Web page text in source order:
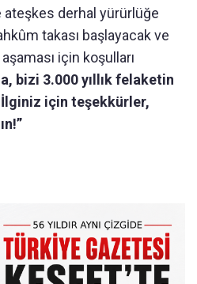
derhal yürürlüğe
takası başlayacak ve
için koşulları
bizi 3.000 yıllık felaketin
için teşekkürler,